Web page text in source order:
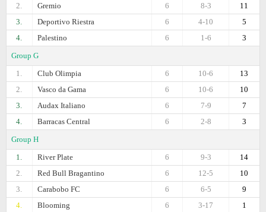
2.
Gremio 11
8-3
6
3.
Deportivo Riestra 5
4-10
6
4.
Palestino 3
1-6
6
Group G
1.
Club Olimpia 13
10-6
6
2.
Vasco da Gama 10
10-6
6
3.
Audax Italiano 7
7-9
6
4.
Barracas Central 3
2-8
6
Group H
1.
River Plate 14
9-3
6
2.
Red Bull Bragantino 10
12-5
6
3.
Carabobo FC 9
6-5
6
4.
Blooming 1
3-17
6